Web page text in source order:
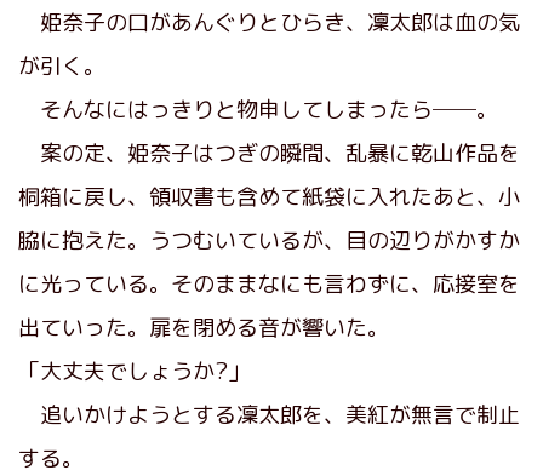
姫奈子の口があんぐりとひらき、凜太郎は血の気
が引く。
そんなにはっきりと物申してしまったら──。
案の定、姫奈子はつぎの瞬間、乱暴に乾山作品を
桐箱に戻し、領収書も含めて紙袋に入れたあと、小
脇に抱えた。うつむいているが、目の辺りがかすか
に光っている。そのままなにも言わずに、応接室を
出ていった。扉を閉める音が響いた。
「大丈夫でしょうか?」
追いかけようとする凜太郎を、美紅が無言で制止
する。